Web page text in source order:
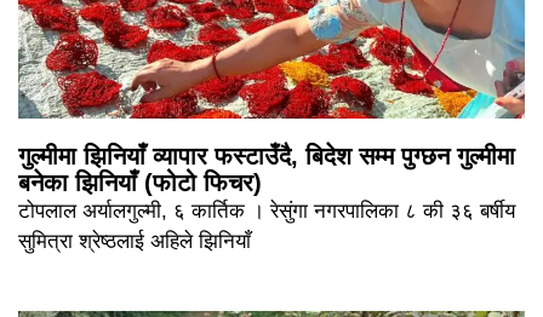
गुल्मीमा झिनियाँ व्यापार फस्टाउँदै, बिदेश सम्म पुग्छन गुल्मीमा
बनेका झिनियाँ (फोटो फिचर)
टोपलाल अर्यालगुल्मी, ६ कार्तिक । रेसुंगा नगरपालिका ८ की ३६ बर्षीय
सुमित्रा श्रेष्ठलाई अहिले झिनियाँ